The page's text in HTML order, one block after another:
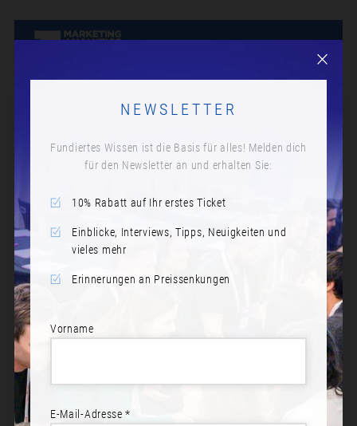
NEWSLETTER
Fundiertes Wissen ist die Basis für alles! Melden dich
für den Newsletter an und erhalten Sie:
10% Rabatt auf Ihr erstes Ticket
Einblicke, Interviews, Tipps, Neuigkeiten und
vieles mehr
Erinnerungen an Preissenkungen
Vorname
E-Mail-Adresse *